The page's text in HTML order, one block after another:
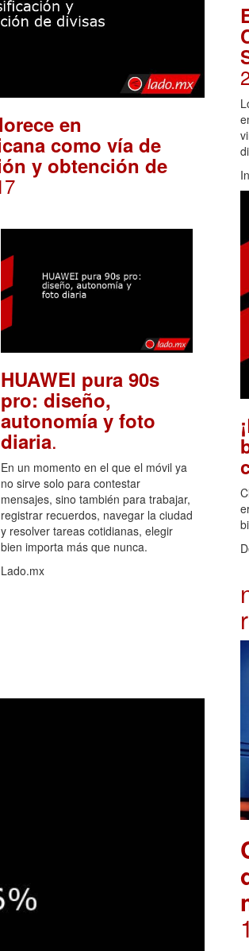
en
como vía de
y obtención de
HUAWEI pura 90s
pro: diseño,
autonomía y foto
diaria.
En un momento en el que el móvil ya
no sirve solo para contestar
mensajes, sino también para trabajar,
registrar recuerdos, navegar la ciudad
y resolver tareas cotidianas, elegir
bien importa más que nunca.
Lado.mx